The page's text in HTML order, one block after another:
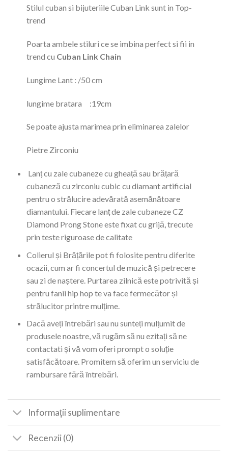
Stilul cuban si bijuteriile Cuban Link sunt in Top-
trend
Poarta ambele stiluri ce se imbina perfect si fii in
trend cu Cuban Link Chain
Lungime Lant : /50 cm
lungime bratara :19cm
Se poate ajusta marimea prin eliminarea zalelor
Pietre Zirconiu
Lanț cu zale cubaneze cu gheață sau brățară
cubaneză cu zirconiu cubic cu diamant artificial
pentru o strălucire adevărată asemănătoare
diamantului. Fiecare lanț de zale cubaneze CZ
Diamond Prong Stone este fixat cu grijă, trecute
prin teste riguroase de calitate
Colierul și Brățările pot fi folosite pentru diferite
ocazii, cum ar fi concertul de muzică și petrecere
sau zi de naștere. Purtarea zilnică este potrivită și
pentru fanii hip hop te va face fermecător și
strălucitor printre mulțime.
Dacă aveți întrebări sau nu sunteți mulțumit de
produsele noastre, vă rugăm să nu ezitați să ne
contactati și vă vom oferi prompt o soluție
satisfăcătoare. Promitem să oferim un serviciu de
rambursare fără întrebări.
Informații suplimentare
Recenzii (0)